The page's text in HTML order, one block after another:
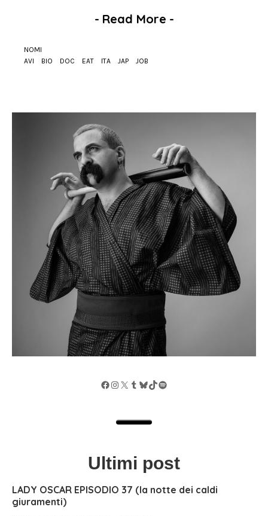
- Read More -
NOMI
AVI
BIO DOC EAT ITA JAP JOB
Facebook
Instagram
X Tumblr
Bluesky
TikTokSpotify
Ultimi post
LADY OSCAR EPISODIO 37 (la notte dei caldi
giuramenti)